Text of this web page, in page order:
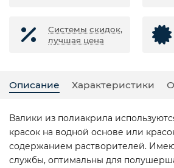
Системы скидок,
лучшая цена
Описание Характеристики
Валики из полиакрила
красок на водной основе или
содержанием растворителей.
службы, оптимальны для